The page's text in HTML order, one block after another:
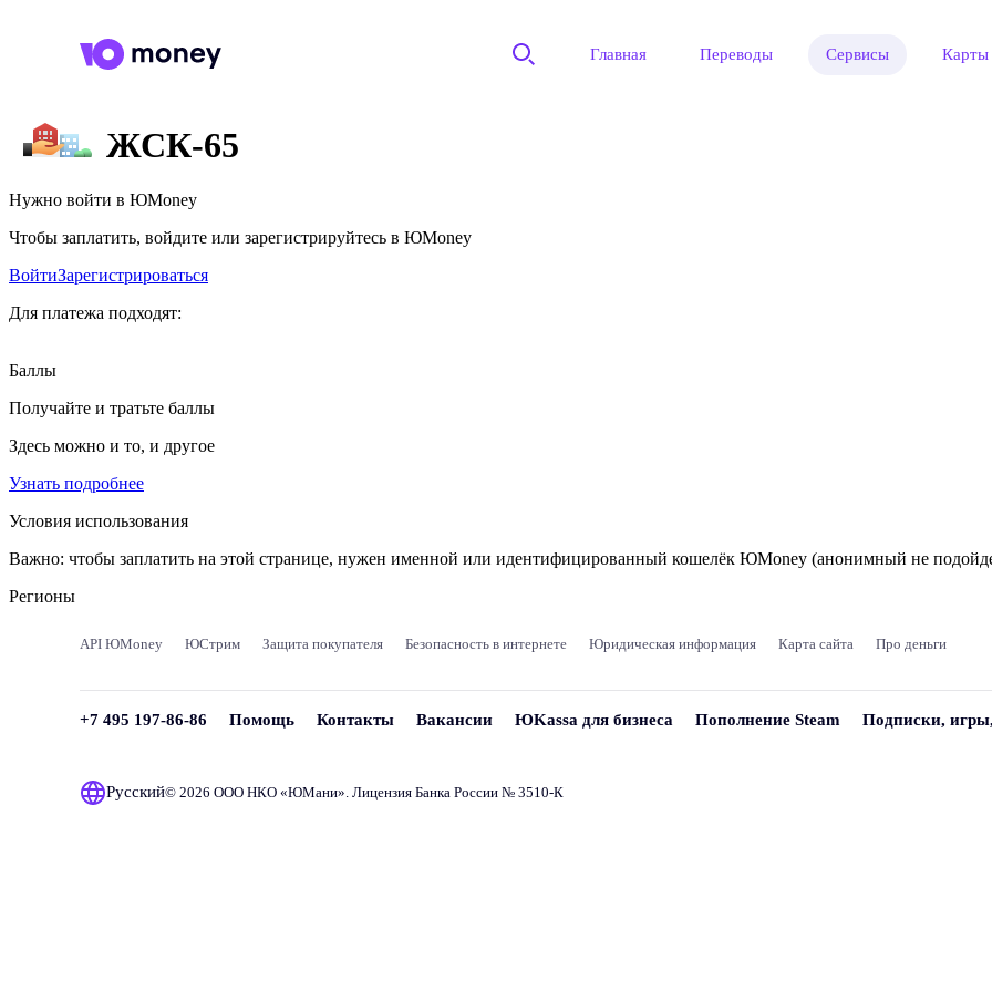
Главная Переводы Сервисы Карты
ЖСК-65
Нужно войти в ЮMoney
Чтобы заплатить, войдите или зарегистрируйтесь в ЮMoney
ВойтиЗарегистрироваться
Для платежа подходят:
Баллы
Получайте и тратьте баллы
Здесь можно и то, и другое
Узнать подробнее
Условия использования
Важно: чтобы заплатить на этой странице, нужен именной или идентифицированный кошелёк ЮMoney (анонимный не
Регионы
API ЮMoney ЮСтрим Защита покупателя Безопасность в интернете Юридическая информация Карта сайта Про деньги
+7 495 197-86-86 Помощь Контакты Вакансии ЮKassa для бизнеса Пополнение Steam Подписки,
Русский© 2026 ООО НКО «ЮМани». Лицензия Банка России № 3510‑К